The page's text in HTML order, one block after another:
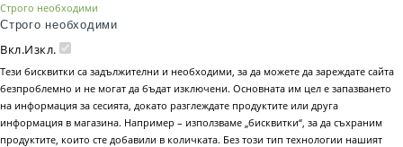
Строго необходими
Строго необходими
Вкл.Изкл.
Тези бисквитки са задължителни и необходими, за да можете да зареждате сайта
безпроблемно и не могат да бъдат изключени. Основната им цел е запазването
на информация за сесията, докато разглеждате продуктите или друга
информация в магазина. Например – използваме „бисквитки“, за да съхраним
продуктите, които сте добавили в количката. Без този тип технологии нашият